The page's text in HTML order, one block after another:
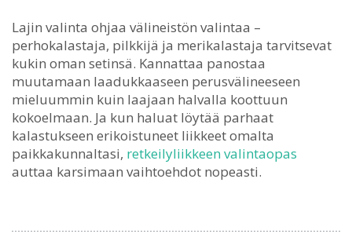
Lajin valinta ohjaa välineistön valintaa –
perhokalastaja, pilkkijä ja merikalastaja tarvitsevat
kukin oman setinsä. Kannattaa panostaa
muutamaan laadukkaaseen perusvälineeseen
mieluummin kuin laajaan halvalla koottuun
kokoelmaan. Ja kun haluat löytää parhaat
kalastukseen erikoistuneet liikkeet omalta
paikkakunnaltasi, retkeilyliikkeen valintaopas
auttaa karsimaan vaihtoehdot nopeasti.